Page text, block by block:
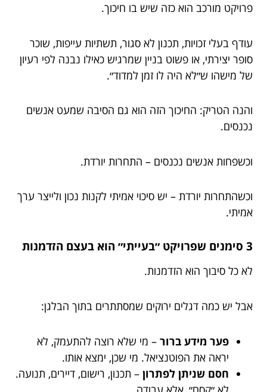
פרויקט מורכב הוא כזה שיש בו חיכוך.
עודף בעלי זכויות, תכנון לא סגור, תשתיות עייפות, שוכר
סופר יצירתי, או פשוט בניין שמרגיש כאילו נבנה לפי רעיון
של מישהו ש״לא היה לו זמן למדוד״.
והנה הטריק: החיכוך הזה הוא גם הסיבה שמעט אנשים
נכנסים.
וכשפחות אנשים נכנסים – התחרות יורדת.
וכשהתחרות יורדת – יש סיכוי אמיתי לקנות נכון ולייצר ערך
אמיתי.
3 סימנים שפרויקט ״בעייתי״ הוא בעצם הזדמנות
לא כל סיבוך הוא הזדמנות.
אבל יש כמה דגלים ירוקים שמסתתרים בתוך הבלגן:
פער מידע ברור – מי שלא רוצה להתעמק, לא
יראה את הפוטנציאל. מי שכן, ימצא אותו.
חסם שניתן לפתרון – תכנון, רישום, דיירים, תנועה.